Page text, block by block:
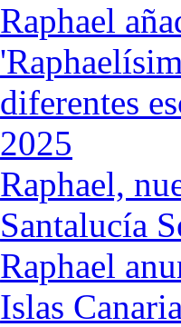
Raphael
diferentes
2025
Raphael,
Santalucía
Raphael
Islas